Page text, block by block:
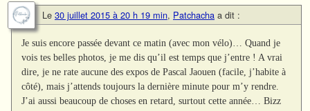
Le 30 juillet 2015 à 20 h 19 min, Patchacha a dit :
Je suis encore passée devant ce matin (avec mon vélo)… Quand je
vois tes belles photos, je me dis qu’il est temps que j’entre ! A vrai
dire, je ne rate aucune des expos de Pascal Jaouen (facile, j’habite à
côté), mais j’attends toujours la dernière minute pour m’y rendre.
J’ai aussi beaucoup de choses en retard, surtout cette année… Bizz